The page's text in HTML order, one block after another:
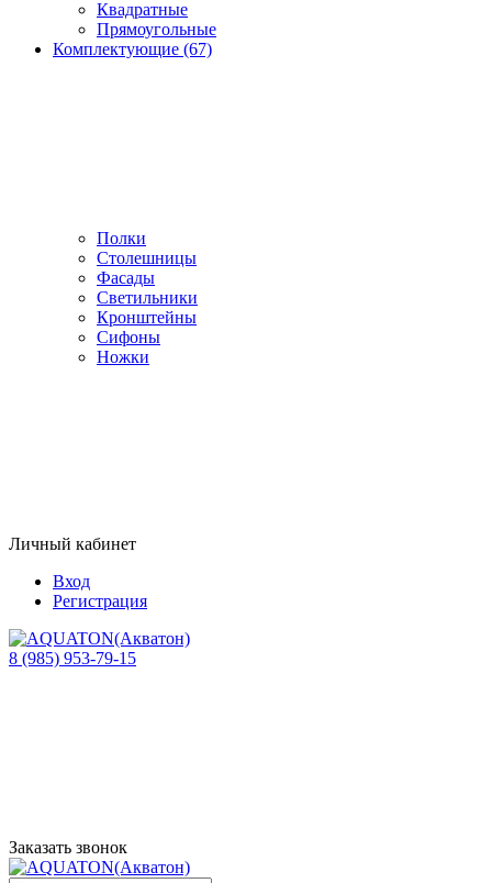
Квадратные
Прямоугольные
Комплектующие (67)
Полки
Столешницы
Фасады
Светильники
Кронштейны
Сифоны
Ножки
Личный кабинет
Вход
Регистрация
8 (985) 953-79-15
Заказать звонок